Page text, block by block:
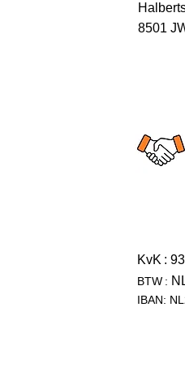
8501
KvK :
BTW :
IBAN: